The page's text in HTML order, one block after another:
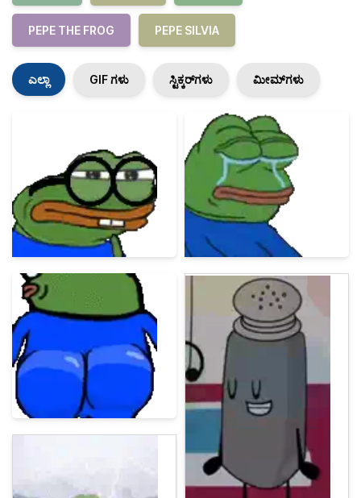
PEPE THE FROG PEPE SILVIA
ಎಲ್ಲಾ GIF ಗಳು ಸ್ಟಿಕ್ಕರ್‌ಗಳು ಮೀಮ್‌ಗಳು